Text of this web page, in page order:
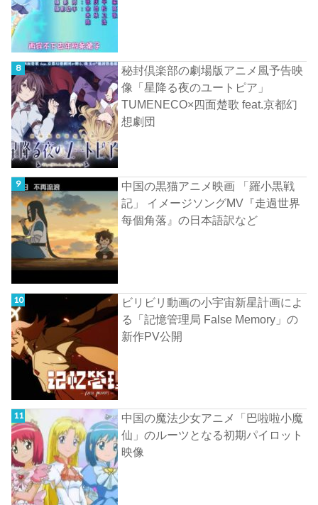
秘封倶楽部の劇場版アニメ風予告映
像「星降る夜のユートピア」
TUMENECO×四面楚歌 feat.京都幻
想劇団
中国の黒猫アニメ映画 「羅小黒戦
記」 イメージソングMV『走過世界
每個角落』の日本語訳など
ビリビリ動画の小宇宙新星計画によ
る「記憶管理局 False Memory」の
新作PV公開
中国の魔法少女アニメ「巴啦啦小魔
仙」のルーツとなる初期パイロット
映像